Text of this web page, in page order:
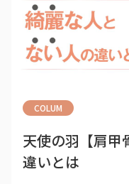
COLUM
天使の羽【肩甲
違いとは